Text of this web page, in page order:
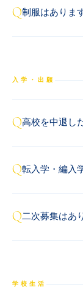
Q制服はありま
入学・出願
Q高校を中退し
Q転入学・編入
Q二次募集はあ
学校生活